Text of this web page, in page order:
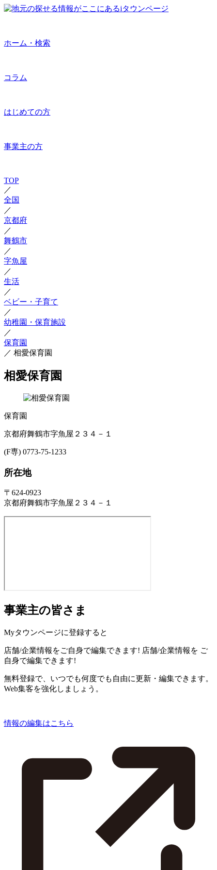
ホーム・検索
コラム
はじめての方
事業主の方
TOP
／
全国
／
京都府
／
舞鶴市
／
字魚屋
／
生活
／
ベビー・子育て
／
幼稚園・保育施設
／
保育園
／ 相愛保育園
相愛保育園
保育園
京都府舞鶴市字魚屋２３４－１
(F専) 0773-75-1233
所在地
〒624-0923
京都府舞鶴市字魚屋２３４－１
事業主の皆さま
Myタウンページに登録すると
店舗/企業情報をご自身で編集できます! 店舗/企業情報を ご
自身で編集できます!
無料登録で、いつでも何度でも自由に更新・編集できます。
Web集客を強化しましょう。
情報の編集はこちら